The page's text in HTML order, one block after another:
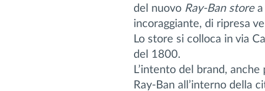
del nuovo Ray-Ban storea
incoraggiante, di ripresa
Lo store si colloca in via
del 1800.
L’intento del brand,
Ray-Ban all’interno della